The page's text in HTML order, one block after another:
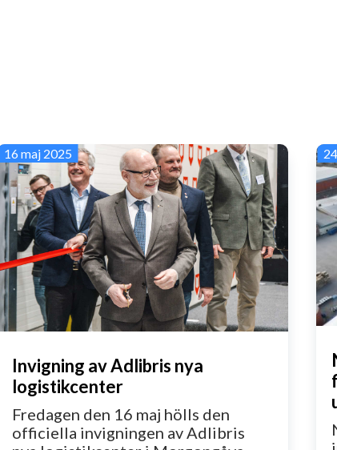
Invigning av Adlibris nya
logistikcenter
16 maj 2025
Fredagen den 16 maj hölls den
officiella invigningen av Adlibris